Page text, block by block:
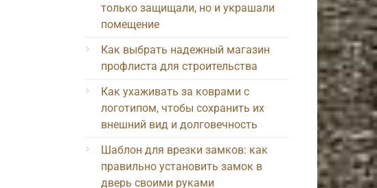
только защищали, но и украшали
помещение
Как выбрать надежный магазин
профлиста для строительства
Как ухаживать за коврами с
логотипом, чтобы сохранить их
внешний вид и долговечность
Шаблон для врезки замков: как
правильно установить замок в
дверь своими руками